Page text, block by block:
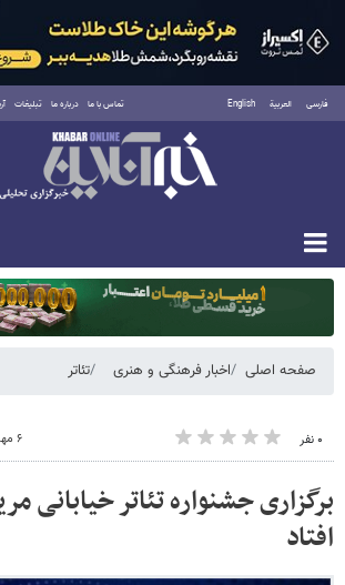
فارسی العربية English تماس با ما درباره ما تبلیغات
یکشنبه ۱۸ مرداد ۱۴۰۵
صفحه اصلی اخبار فرهنگی و هنری تئاتر
۰ نفر ۶ مهر ۱۴۰۰ - ۱۸:۲۰
برگزاری جشنواره تئاتر خیابانی
افتاد